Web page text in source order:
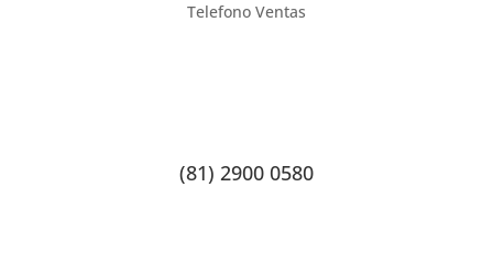
Telefono Ventas
(81) 2900 0580